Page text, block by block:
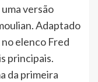
versão
Adaptado
elenco Fred
principais.
da primeira